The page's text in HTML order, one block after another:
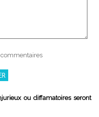
ou diffamatoires seront